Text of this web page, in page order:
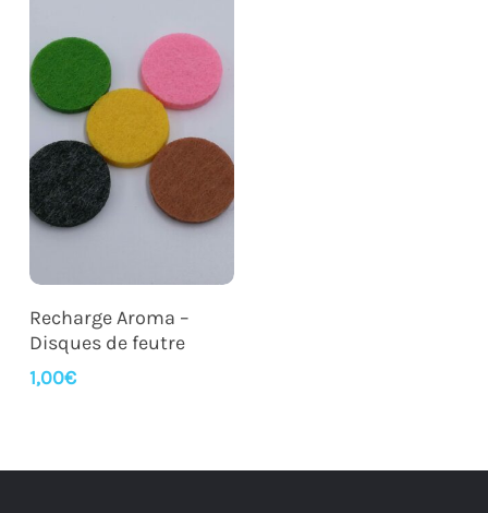
Ajouter Au Panier
Recharge Aroma –
Disques de feutre
1,00€